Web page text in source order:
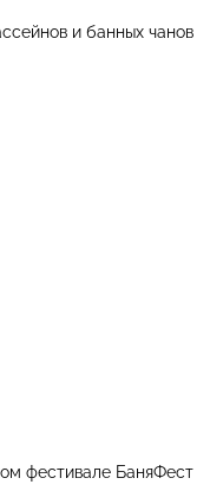
и банных чанов
фестивале БаняФест